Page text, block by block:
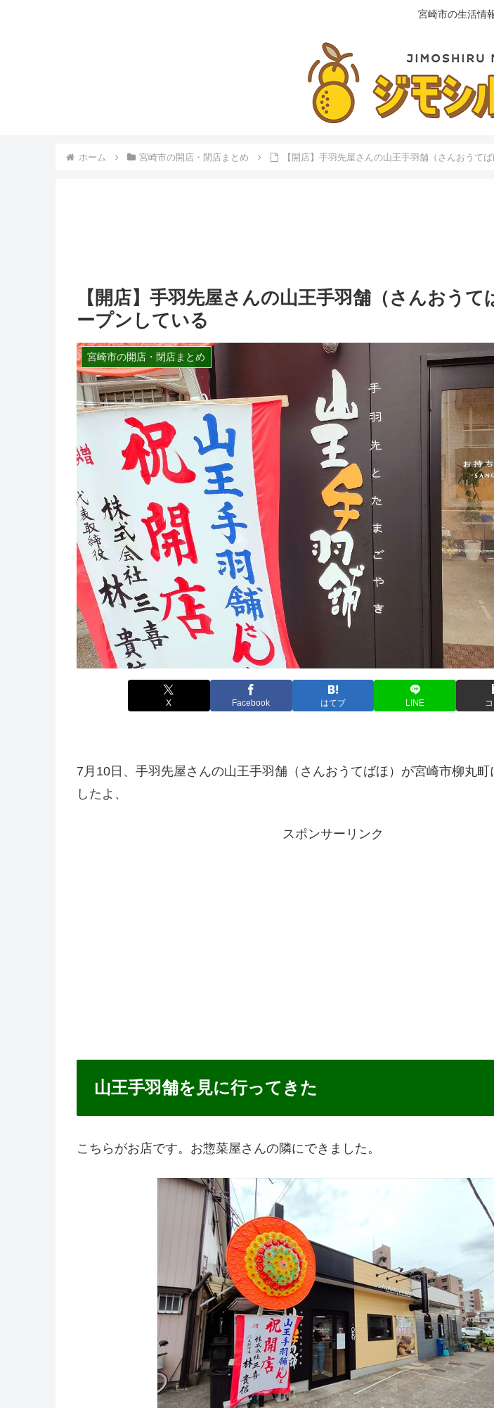
宮崎市の生活情
ホーム 宮崎市の開店・閉店まとめ 【開店】手羽先屋さんの山王手羽舗（さんおうて
【開店】手羽先屋さんの山王手羽舗（さんおうて
ープンしている
宮崎市の開店・閉店まとめ
X Facebook はてブ LINE
7月10日、手羽先屋さんの山王手羽舗（さんおうてばほ）が宮崎市柳丸町
したよ、
スポンサーリンク
山王手羽舗を見に行ってきた
こちらがお店です。お惣菜屋さんの隣にできました。